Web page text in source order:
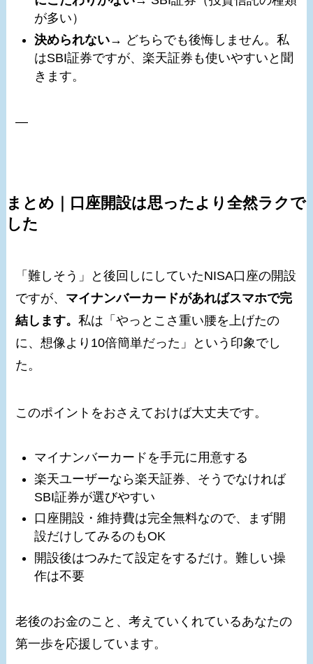
が多い）
決められない→ どちらでも後悔しません。私
はSBI証券ですが、楽天証券も使いやすいと聞
きます。
—
まとめ｜口座開設は思ったより全然ラクで
した
「難しそう」と後回しにしていたNISA口座の開設
ですが、 マイナンバーカードがあればスマホで完
結します。私は「やっとこさ重い腰を上げたの
に、想像より10倍簡単だった」という印象でし
た。
このポイントをおさえておけば大丈夫です。
マイナンバーカードを手元に用意する
楽天ユーザーなら楽天証券、そうでなければ
SBI証券が選びやすい
口座開設・維持費は完全無料なので、まず開
設だけしてみるのもOK
開設後はつみたて設定をするだけ。難しい操
作は不要
老後のお金のこと、考えていくれているあなたの
第一歩を応援しています。